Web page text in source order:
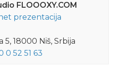
FLOOOXY.COM
prezentacija
5, 18000 Niš, Srbija
0 52 51 63